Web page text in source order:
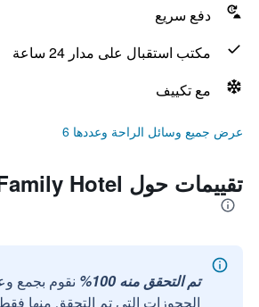
دفع سريع
مكتب استقبال على مدار 24 ساعة
مع تكييف
عرض جميع وسائل الراحة وعددها 6
تقييمات حول Guardian Family Hotel
تم التحقق منه 100%
نقوم بجمع
الحجوزات التي تم التحقق منها